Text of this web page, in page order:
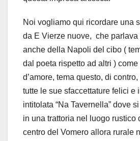
Noi vogliamo qui ricordare una
da E Vierze nuove, che parlava
anche della Napoli del cibo (
dal poeta rispetto ad altri )
d’amore, tema questo, di
tutte le sue sfaccettature felici e
intitolata “Na Tavernella” dove
in una trattoria nel luogo rustico
centro del Vomero allora rurale